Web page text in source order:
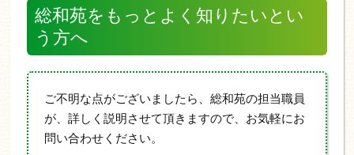
総和苑をもっとよく知りたいとい
う方へ
ご不明な点がございましたら、総和苑の担当職員
が、詳しく説明させて頂きますので、お気軽にお
問い合わせください。